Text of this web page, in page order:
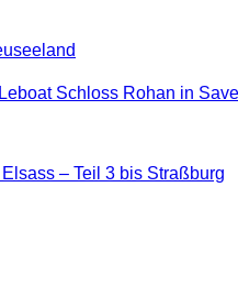
– Teil 3 bis Straßburg